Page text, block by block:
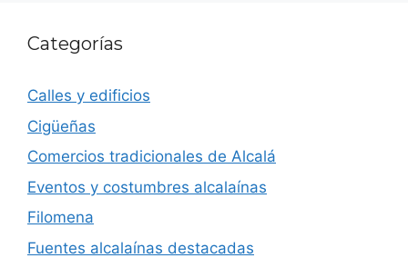
Categorías
Calles y edificios
Cigüeñas
Comercios tradicionales de Alcalá
Eventos y costumbres alcalaínas
Filomena
Fuentes alcalaínas destacadas